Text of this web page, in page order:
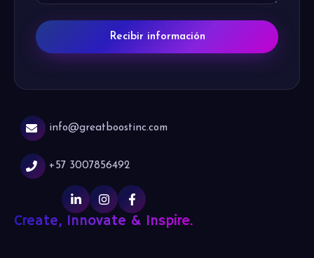
Recibir información
info@greatboostinc.com
+57 3007856492
Create, Innovate & Inspire.